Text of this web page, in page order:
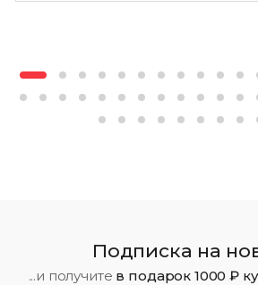
Подписка на
...и получите в подарок 1000 ₽